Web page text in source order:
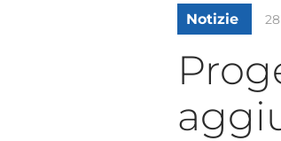
Notizie